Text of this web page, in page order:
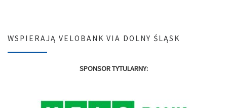
WSPIERAJĄ VELOBANK VIA DOLNY ŚLĄSK
SPONSOR TYTULARNY: